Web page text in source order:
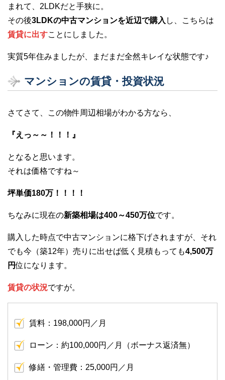
まれて、2LDKだと手狭に。
その後3LDKの中古マンションを近辺で購入 し、こちらは
賃貸に出すことにしました。
実質5年住みましたが、まだまだ全然キレイな状態です♪
マンションの賃貸・投資状況
さてさて、この物件周辺相場がわかる方なら、
『えっ～～！！！』
となると思います。
それは価格ですね～
坪単価180万！！！！
ちなみに現在の新築相場は400～450万位です。
購入した時点で中古マンションに格下げされますが、それ
でも今（築12年）売りに出せば低く見積もっても4,500万
円位になります。
賃貸の状況ですが。
賃料：198,000円／月
ローン：約100,000円／月（ボーナス返済無）
修繕・管理費：25,000円／月